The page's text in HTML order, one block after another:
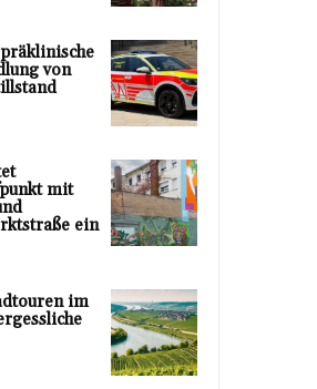
von
mit
ein
im